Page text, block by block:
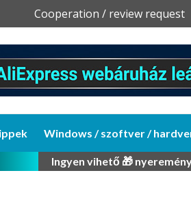
Skip
Cooperation / review request
Windows / szoftver /
Ingyen vihető 🎁